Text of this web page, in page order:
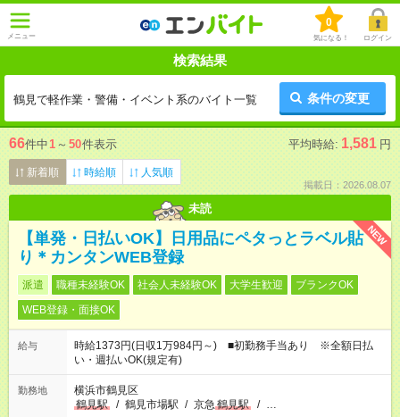
メニュー
0
気になる！ ログイン
検索結果
鶴見で軽作業・警備・イベント系のバイト一覧 条件の変更
66件中1 ～ 50件表示 平均時給: 1,581 円
新着順 時給順 人気順
掲載日：2026.08.07
未読
NEW
【単発・日払いOK】日用品にペタっとラベル貼
り＊カンタンWEB登録
派遣 職種未経験OK 社会人未経験OK 大学生歓迎
ブランクOK
WEB登録・面接OK
給与
時給1373円(日収1万984円～) ■初勤務手当あり ※全額日払
い・週払いOK(規定有)
勤務地
横浜市鶴見区
鶴見駅
/ 鶴見市場駅 / 京急 鶴見駅 / …